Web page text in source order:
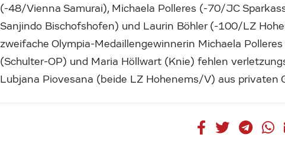
(-48/Vienna Samurai), Michaela Polleres (-70/JC
Sanjindo Bischofshofen) und Laurin Böhler (-100/LZ
zweifache Olympia-Medaillengewinnerin Michaela
(Schulter-OP) und Maria Höllwart (Knie) fehlen
Lubjana Piovesana (beide LZ Hohenems/V) aus privaten